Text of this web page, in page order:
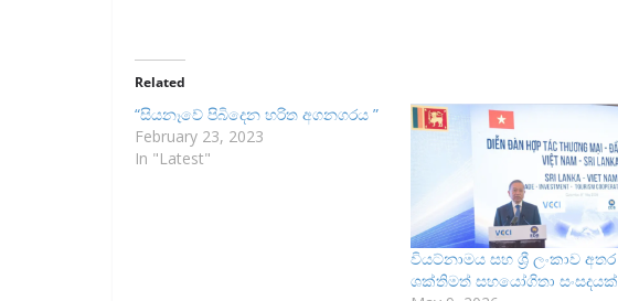
Related
“සියනෑවේ පිබිදෙන හරිත අගනගරය ”
February 23, 2023
In "Latest"
වියට්නාමය සහ ශ්‍රී ලංකාව අතර
ශක්තිමත් සහයෝගිතා සංසදයක්